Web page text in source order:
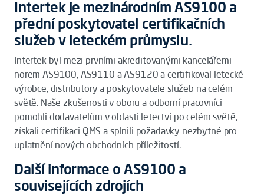
Intertek je mezinárodním AS9100 a
přední poskytovatel certifikačních
služeb v leteckém průmyslu.
Intertek byl mezi prvními akreditovanými kancelářemi
norem AS9100, AS9110 a AS9120 a certifikoval letecké
výrobce, distributory a poskytovatele služeb na celém
světě. Naše zkušenosti v oboru a odborní pracovníci
pomohli dodavatelům v oblasti letectví po celém světě,
získali certifikaci QMS a splnili požadavky nezbytné pro
uplatnění nových obchodních příležitostí.
Další informace o AS9100 a
souvisejících zdrojích